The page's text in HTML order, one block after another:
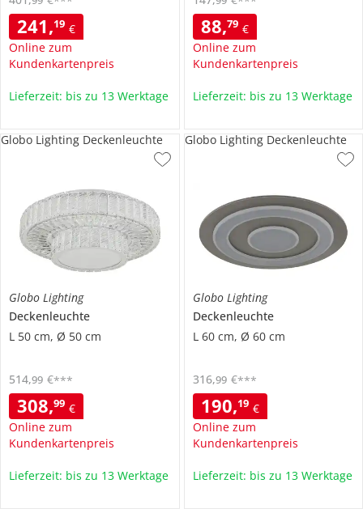
241,19 €
Online zum
Kundenkartenpreis
Lieferzeit: bis zu 13 Werktage
88,79 €
Online zum
Kundenkartenpreis
Lieferzeit: bis zu 13 Werktage
Globo Lighting
Deckenleuchte
L 50 cm, Ø 50 cm
308,99 €
Online zum
Kundenkartenpreis
514,99 €***
Globo Lighting Deckenleuchte
Lieferzeit: bis zu 13 Werktage
Globo Lighting
Deckenleuchte
L 60 cm, Ø 60 cm
190,19 €
Online zum
Kundenkartenpreis
316,99 €***
Globo Lighting Deckenleuchte
Lieferzeit: bis zu 13 Werktage